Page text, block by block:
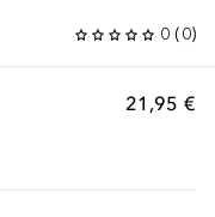
0 (0)
21,95 €